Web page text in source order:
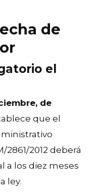
de
el
de
que el
2012 deberá
a los diez meses
ley.